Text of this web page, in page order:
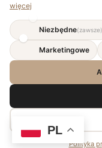
© 2026 Lovely
więcej
Niezbędne(zawsze)
Marketingowe
Polityka
PL
04.08 - 10.08 –